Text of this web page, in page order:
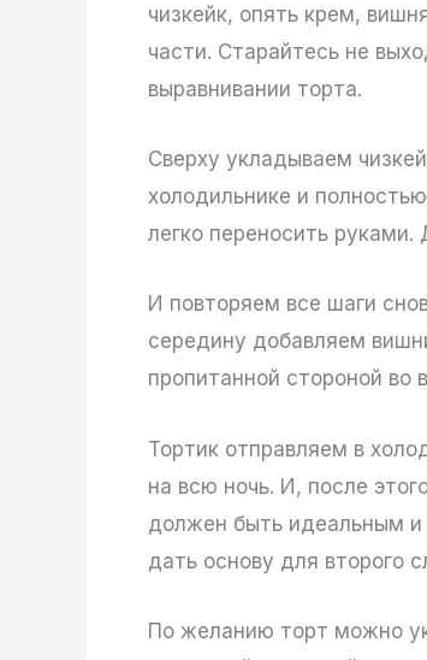
чизкейк, опять крем,
части. Старайтесь не
выравнивании торта.
Сверху укладываем
холодильнике и
легко переносить
И повторяем все шаги
середину добавляем
пропитанной стороной во
Тортик отправляем в
на всю ночь. И, после
должен быть идеальным и
дать основу для второго
По желанию торт можно